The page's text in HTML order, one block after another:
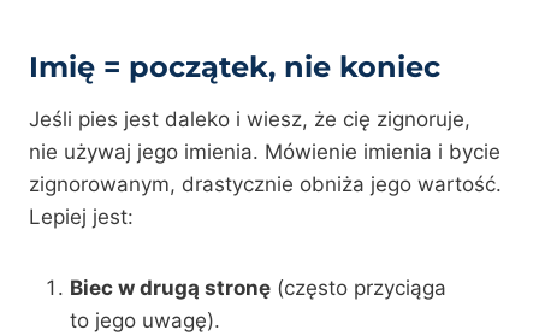
Imię = początek, nie koniec
Jeśli pies jest daleko i wiesz, że cię zignoruje,
nie używaj jego imienia. Mówienie imienia i bycie
zignorowanym, drastycznie obniża jego wartość.
Lepiej jest:
Biec w drugą stronę (często przyciąga
to jego uwagę).